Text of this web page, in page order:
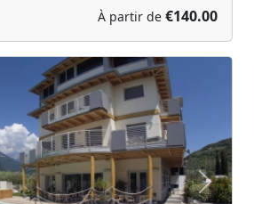
À partir de €140.00
Next